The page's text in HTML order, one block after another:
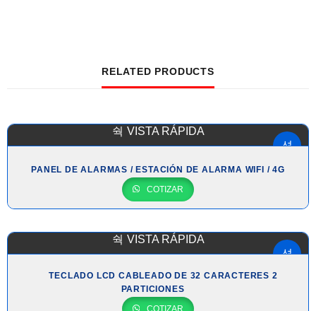
RELATED PRODUCTS
VISTA RÁPIDA
PANEL DE ALARMAS / ESTACIÓN DE ALARMA WIFI / 4G
COTIZAR
VISTA RÁPIDA
TECLADO LCD CABLEADO DE 32 CARACTERES 2
PARTICIONES
COTIZAR